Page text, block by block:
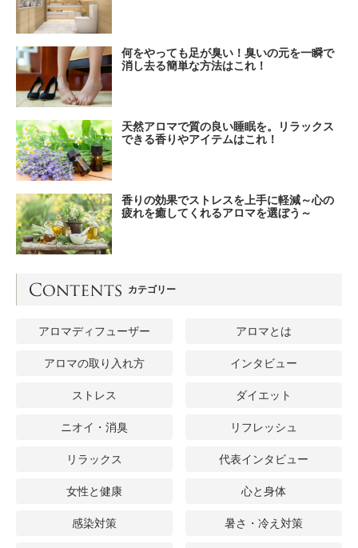
何をやっても足が臭い！臭いの元を一瞬で
消し去る簡単な方法はこれ！
天然アロマで質の良い睡眠を。リラックス
できる香りやアイテムはこれ！
香りの効果でストレスを上手に軽減～心の
疲れを癒してくれるアロマを選ぼう～
カテゴリー
アロマディフューザー アロマとは
アロマの取り入れ方 インタビュー
ストレス ダイエット
ニオイ・消臭 リフレッシュ
リラックス 代表インタビュー
女性と健康 心と身体
感染対策 暑さ・冷え対策